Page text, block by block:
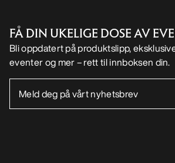
FÅ DIN UKELIGE DOSE AV
Bli oppdatert på produktslipp,
eventer og mer – rett til innboksen din.